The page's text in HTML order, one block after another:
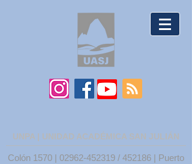
UNPA | UNIDAD ACADÉMICA SAN JULIÁN
Colón 1570 | 02962-452319 / 452186 | Puerto